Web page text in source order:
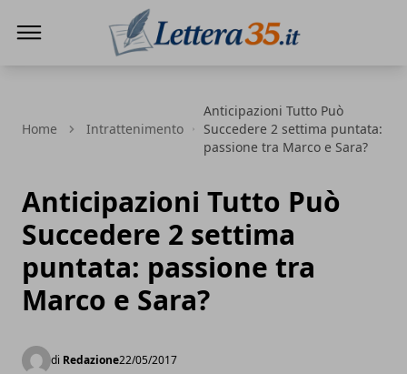
Home Intrattenimento
Anticipazioni Tutto Può
Succedere 2 settima puntata:
passione tra Marco e Sara?
Anticipazioni Tutto Può
Succedere 2 settima
puntata: passione tra
Marco e Sara?
di Redazione22/05/2017